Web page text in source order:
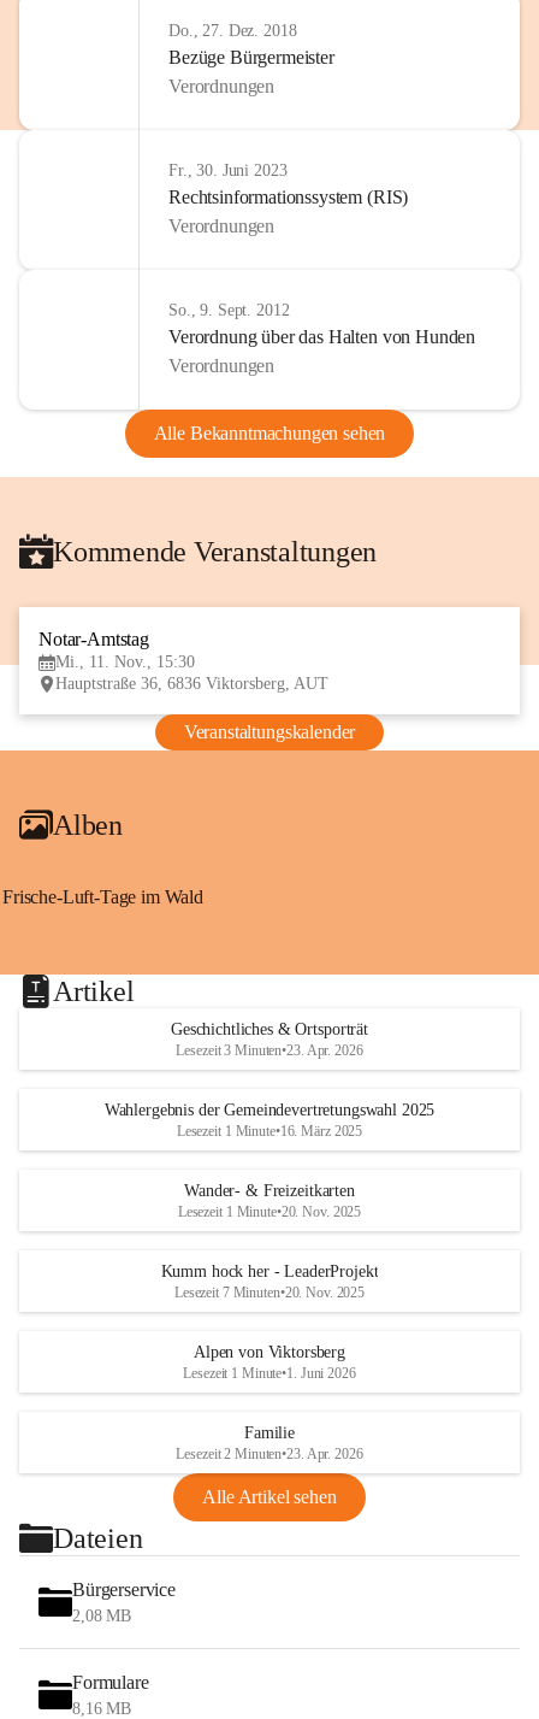
Do., 27. Dez. 2018
Bezüge Bürgermeister
Verordnungen
Fr., 30. Juni 2023
Rechtsinformationssystem (RIS)
Verordnungen
So., 9. Sept. 2012
Verordnung über das Halten von Hunden
Verordnungen
Alle Bekanntmachungen sehen
Kommende Veranstaltungen
Notar-Amtstag
Mi., 11. Nov., 15:30
Hauptstraße 36, 6836 Viktorsberg, AUT
Veranstaltungskalender
Alben
Frische-Luft-Tage im Wald
Artikel
Geschichtliches & Ortsporträt
Lesezeit 3 Minuten•23. Apr. 2026
Wahlergebnis der Gemeindevertretungswahl 2025
Lesezeit 1 Minute•16. März 2025
Wander- & Freizeitkarten
Lesezeit 1 Minute•20. Nov. 2025
Kumm hock her - LeaderProjekt
Lesezeit 7 Minuten•20. Nov. 2025
Alpen von Viktorsberg
Lesezeit 1 Minute•1. Juni 2026
Familie
Lesezeit 2 Minuten•23. Apr. 2026
Alle Artikel sehen
Dateien
Bürgerservice
2,08 MB
Formulare
8,16 MB